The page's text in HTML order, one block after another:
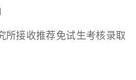
所接收推荐免试生考核录取